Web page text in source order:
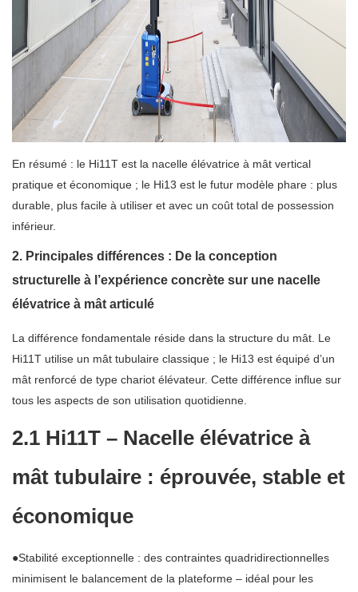
En résumé : le Hi11T est la nacelle élévatrice à mât vertical
pratique et économique ; le Hi13 est le futur modèle phare : plus
durable, plus facile à utiliser et avec un coût total de possession
inférieur.
2. Principales différences : De la conception
structurelle à l’expérience concrète sur une nacelle
élévatrice à mât articulé
La différence fondamentale réside dans la structure du mât. Le
Hi11T utilise un mât tubulaire classique ; le Hi13 est équipé d’un
mât renforcé de type chariot élévateur. Cette différence influe sur
tous les aspects de son utilisation quotidienne.
2.1 Hi11T – Nacelle élévatrice à
mât tubulaire : éprouvée, stable et
économique
●Stabilité exceptionnelle : des contraintes quadridirectionnelles
minimisent le balancement de la plateforme – idéal pour les